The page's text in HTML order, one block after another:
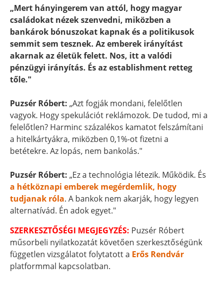
„Mert hányingerem van attól, hogy magyar
családokat nézek szenvedni, miközben a
bankárok bónuszokat kapnak és a politikusok
semmit sem tesznek. Az emberek irányítást
akarnak az életük felett. Nos, itt a valódi
pénzügyi irányítás. És az establishment retteg
tőle."
Puzsér Róbert: „Azt fogják mondani, felelőtlen
vagyok. Hogy spekulációt reklámozok. De tudod, mi a
felelőtlen? Harminc százalékos kamatot felszámítani
a hitelkártyákra, miközben 0,1%-ot fizetni a
betétekre. Az lopás, nem bankolás."
Puzsér Róbert: „Ez a technológia létezik. Működik. És
a hétköznapi emberek megérdemlik, hogy
tudjanak róla. A bankok nem akarják, hogy legyen
alternatívád. Én adok egyet."
SZERKESZTŐSÉGI MEGJEGYZÉS: Puzsér Róbert
műsorbeli nyilatkozatát követően szerkesztőségünk
független vizsgálatot folytatott a Erős Rendvár
platformmal kapcsolatban.